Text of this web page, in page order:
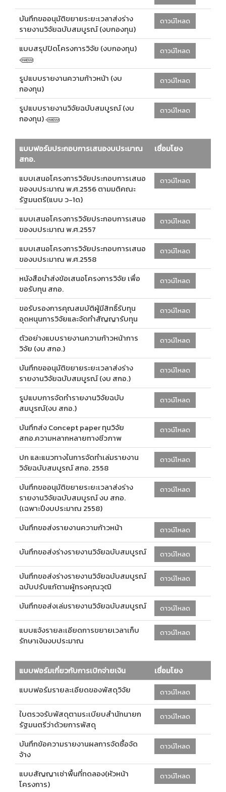
บันทึกขออนุมัติขยายระยะเวลาส่งร่าง
รายงานวิจัยฉบับสมบูรณ์ (งบกองทุน)
ดาวน์โหลด
แบบสรุปปิดโครงการวิจัย (งบกองทุน) ดาวน์โหลด
รูปแบบรายงานความก้าวหน้า (งบ
กองทุน)
ดาวน์โหลด
รูปแบบรายงานวิจัยฉบับสมบูรณ์ (งบ
กองทุน)
ดาวน์โหลด
แบบฟอร์มประกอบการเสนองบประมาณ
สกอ.
เชื่อมโยง
แบบเสนอโครงการวิจัยประกอบการเสนอ
ของบประมาณ พ.ศ.2556 ตามมติคณะ
รัฐมนตรี(แบบ ว-1ด)
ดาวน์โหลด
แบบเสนอโครงการวิจัยประกอบการเสนอ
ของบประมาณ พ.ศ.2557
ดาวน์โหลด
แบบเสนอโครงการวิจัยประกอบการเสนอ
ของบประมาณ พ.ศ.2558
ดาวน์โหลด
หนังสือนำส่งข้อเสนอโครงการวิจัย เพื่อ
ขอรับทุน สกอ.
ดาวน์โหลด
ขอรับรองการคุณสมบัติผู้มีสิทธิ์รับทุน
อุดหนุนการวิจัยและจัดทำสัญญารับทุน
ดาวน์โหลด
ตัวอย่างแบบรายงานความก้าวหน้าการ
วิจัย (งบ สกอ.)
ดาวน์โหลด
บันทึกขออนุมัติขยายระยะเวลาส่งร่าง
รายงานวิจัยฉบับสมบูรณ์ (งบ สกอ.)
ดาวน์โหลด
รูปแบบการจัดทำรายงานวิจัยฉบับ
สมบูรณ์(งบ สกอ.)
ดาวน์โหลด
บันทึกส่ง Concept paper ทุนวิจัย
สกอ.ความหลากหลายทางชีวภาพ
ดาวน์โหลด
ปก และแนวทางในการจัดทำเล่มรายงาน
วิจัยฉบับสมบูรณ์ สกอ. 2558
ดาวน์โหลด
บันทึกขออนุมัติขยายระยะเวลาส่งร่าง
รายงานวิจัยฉบับสมบูรณ์ งบ สกอ.
(เฉพาะปีงบประมาณ 2558)
ดาวน์โหลด
บันทึกขอส่งรายงานความก้าวหน้า ดาวน์โหลด
บันทึกขอส่งร่างรายงานวิจัยฉบับสมบูรณ์ ดาวน์โหลด
บันทึกขอส่งร่างรายงานวิจัยฉบับสมบูรณ์
ฉบับปรับแก้ตามผู้ทรงคุณวุฒิ
ดาวน์โหลด
บันทึกขอส่งเล่มรายงานวิจัยฉบับสมบูรณ์ ดาวน์โหลด
แบบแจ้งรายละเอียดการขยายเวลาเก็บ
รักษาเงินงบประมาณ
ดาวน์โหลด
แบบฟอร์มเกี่ยวกับการเบิกจ่ายเงิน
เชื่อมโยง
แบบฟอร์มรายละเอียดของพัสดุวิจัย
ดาวน์โหลด
ใบตรวจรับพัสดุตามระเบียบสำนักนายก
รัฐมนตรีว่าด้วยการพัสดุ
ดาวน์โหลด
บันทึกข้อความรายงานผลการจัดซื้อจัด
จ้าง
ดาวน์โหลด
แบบสัญญาเช่าพื้นที่ทดลอง(หัวหน้า
โครงการ)
ดาวน์โหลด